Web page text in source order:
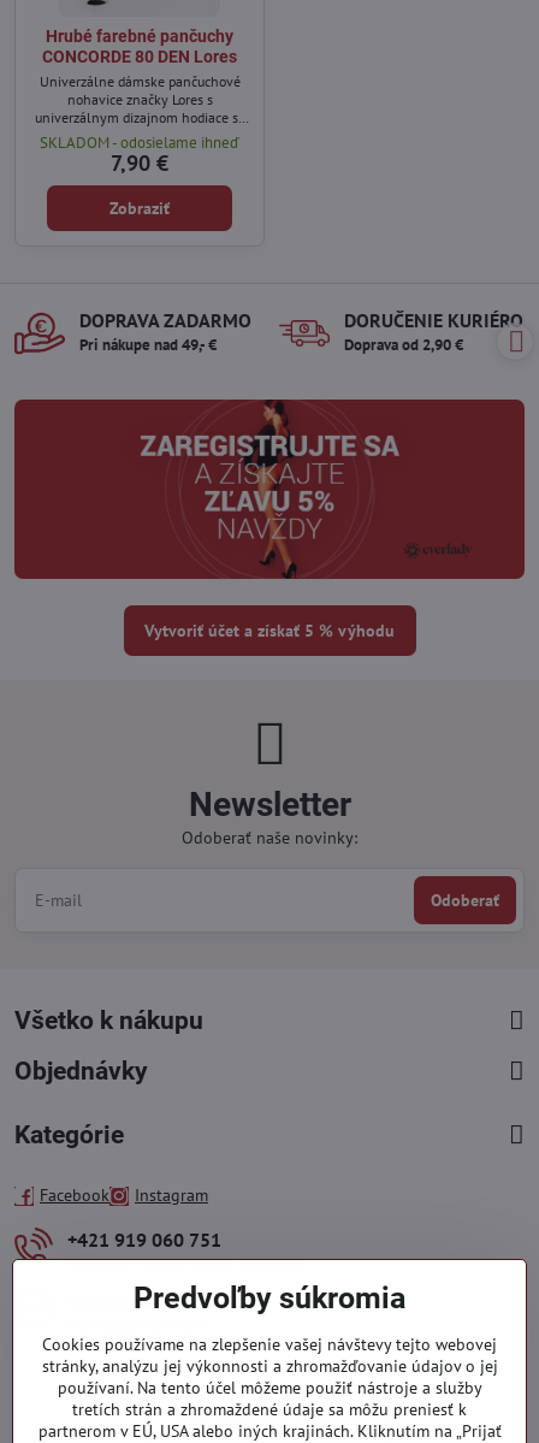
Hrubé farebné pančuchy
CONCORDE 80 DEN Lores
Univerzálne dámske pančuchové
nohavice značky Lores s
univerzálnym dizajnom hodiace sa
k mnohým štýlom a na rôzne
príležitosti.
SKLADOM - odosielame ihneď
7,90 €
Zobraziť
DOPRAVA ZADARMO
Pri nákupe nad 49,- €
DORUČENIE KURIÉROM
Doprava od 2,90 €
Vytvoriť účet a získať 5 % výhodu
Newsletter
Odoberať naše novinky:
Odoberať
Všetko k nákupu
Objednávky
Kategórie
Facebook Instagram
+421 919 060 751
Pondelok - Piatok : 09:00 - 15:00 hod.
info​@everlady​.eu
Predvoľby súkromia
Cookies používame na zlepšenie vašej návštevy tejto webovej
stránky, analýzu jej výkonnosti a zhromažďovanie údajov o jej
používaní. Na tento účel môžeme použiť nástroje a služby
tretích strán a zhromaždené údaje sa môžu preniesť k
partnerom v EÚ, USA alebo iných krajinách. Kliknutím na „Prijať